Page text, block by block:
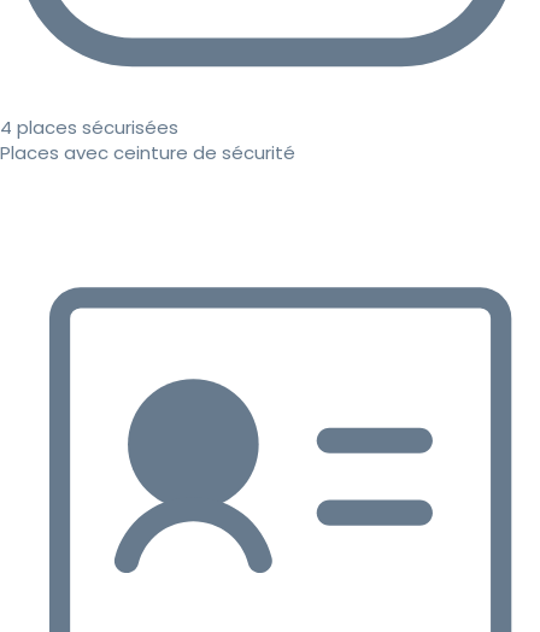
4 places sécurisées
Places avec ceinture de sécurité